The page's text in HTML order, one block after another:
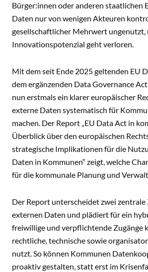
Bürger:innen oder anderen staatlichen
Daten nur von wenigen Akteuren
gesellschaftlicher Mehrwert ungenutzt,
Innovationspotenzial geht verloren.
Mit dem seit Ende 2025 geltenden EU
dem ergänzenden Data Governance
nun erstmals ein klarer europäischer
externe Daten systematisch für
machen. Der Report „EU Data Act in
Überblick über den europäischen
strategische Implikationen für die
Daten in Kommunen“ zeigt, welche
für die kommunale Planung und
Der Report unterscheidet zwei zentrale
externen Daten und plädiert für ein
freiwillige und verpflichtende Zugänge
rechtliche, technische sowie
nutzt. So können Kommunen
proaktiv gestalten, statt erst im